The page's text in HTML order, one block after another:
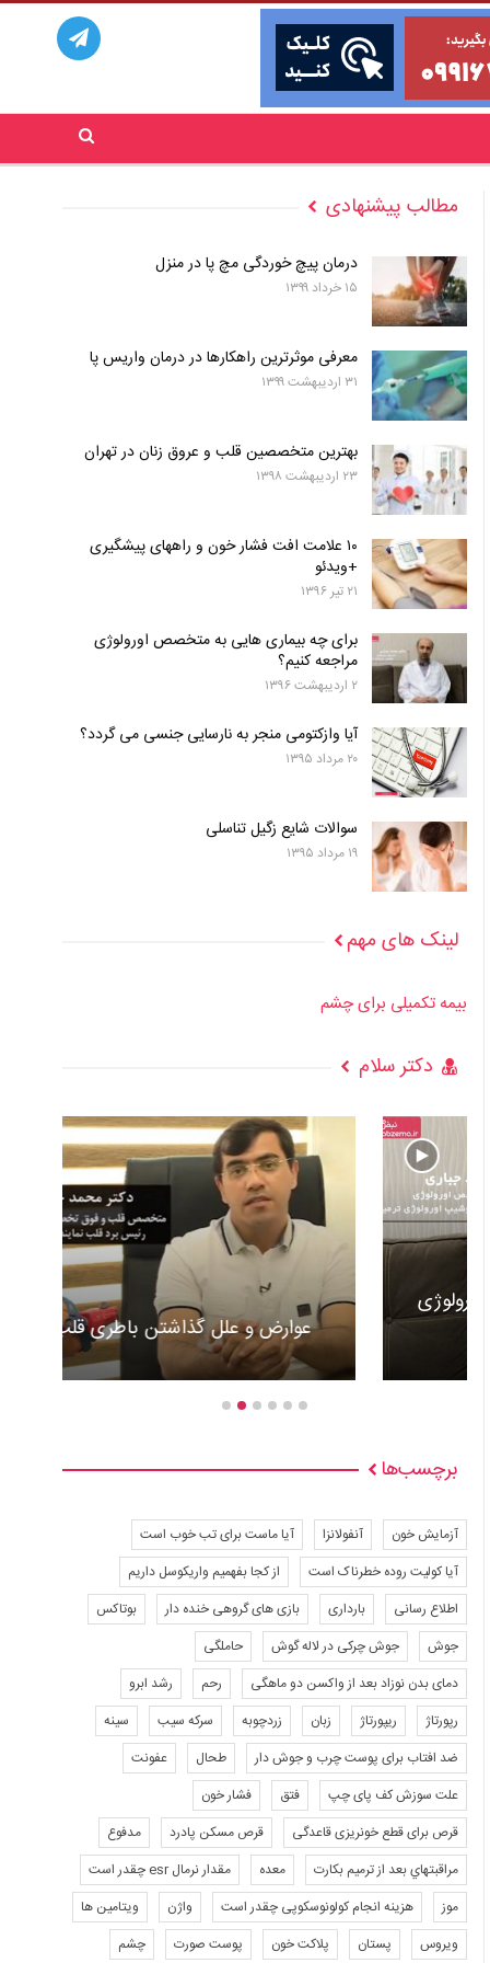
مطالب پیشنهادی
درمان پیچ خوردگی مچ پا در منزل
۱۵ خرداد ۱۳۹۹
معرفی موثرترین راهکارها در درمان واریس پا
۳۱ اردیبهشت ۱۳۹۹
بهترین متخصصین قلب و عروق زنان در تهران
۲۳ اردیبهشت ۱۳۹۸
۱۰ علامت افت فشار خون و راههای پیشگیری
+ویدئو
۲۱ تیر ۱۳۹۶
برای چه بیماری هایی به متخصص اورولوژی
مراجعه کنیم؟
۲ اردیبهشت ۱۳۹۶
آیا وازکتومی منجر به نارسایی جنسی می گردد؟
۲۰ مرداد ۱۳۹۵
سوالات شایع زگیل تناسلی
۱۹ مرداد ۱۳۹۵
لینک های مهم
بیمه تکمیلی برای چشم
دکتر سلام
عوارض و علل گذاشتن باطری قلب +ویدئو
برچسب‌ها
آزمایش خون آنفولانزا
آیا ماست برای تب خوب است
آیا کولیت روده خطرناک است
از کجا بفهمیم واریکوسل داریم
اطلاع رسانی
بارداری بازی های گروهی خنده دار
بوتاکس
جوش
جوش چرکی در لاله گوش
حاملگی
دمای بدن نوزاد بعد از واکسن دو ماهگی
رحم
رشد ابرو
رپورتاژ
ریپورتاژ زبان زردچوبه سرکه سیب
سینه
ضد افتاب برای پوست چرب و جوش دار
طحال
عفونت
علت سوزش کف پای چپ
فتق
فشار خون
قرص برای قطع خونریزی قاعدگی
قرص مسکن پادرد
مدفوع
مراقبتهاي بعد از ترميم بكارت
معده
مقدار نرمال esr چقدر است
موز
هزینه انجام کولونوسکوپی چقدر است واژن
ویتامین ها
ویروس
پستان پلاکت خون پوست صورت
چشم